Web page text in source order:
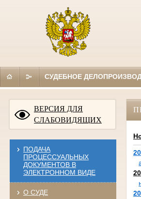
СУДЕБНОЕ
ВЕРСИЯ ДЛЯ
СЛАБОВИДЯЩИХ
ПОДАЧА
ПРОЦЕССУАЛЬНЫХ
ДОКУМЕНТОВ В
ЭЛЕКТРОННОМ ВИДЕ
О СУДЕ